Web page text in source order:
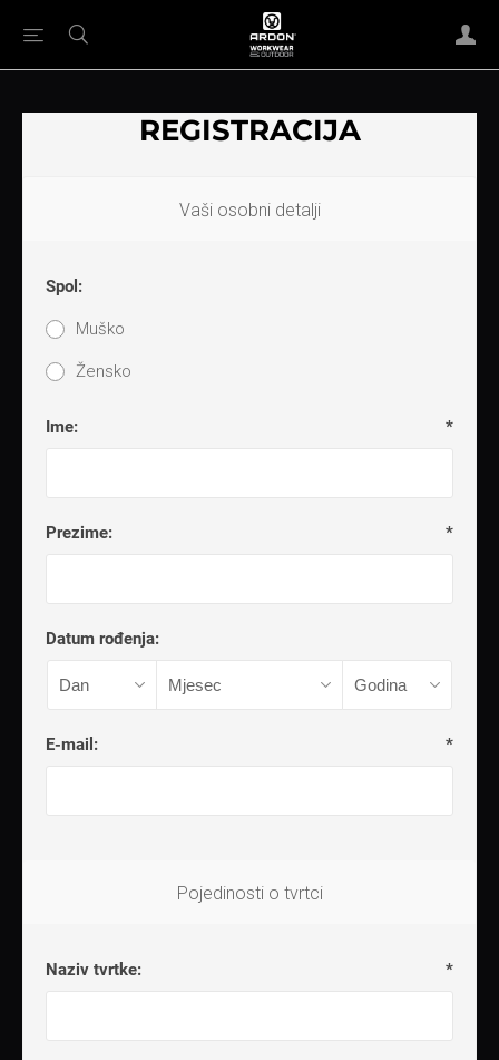
REGISTRACIJA
Vaši osobni detalji
Spol:
Muško
Žensko
Ime: *
Prezime: *
Datum rođenja:
E-mail: *
Pojedinosti o tvrtci
Naziv tvrtke: *